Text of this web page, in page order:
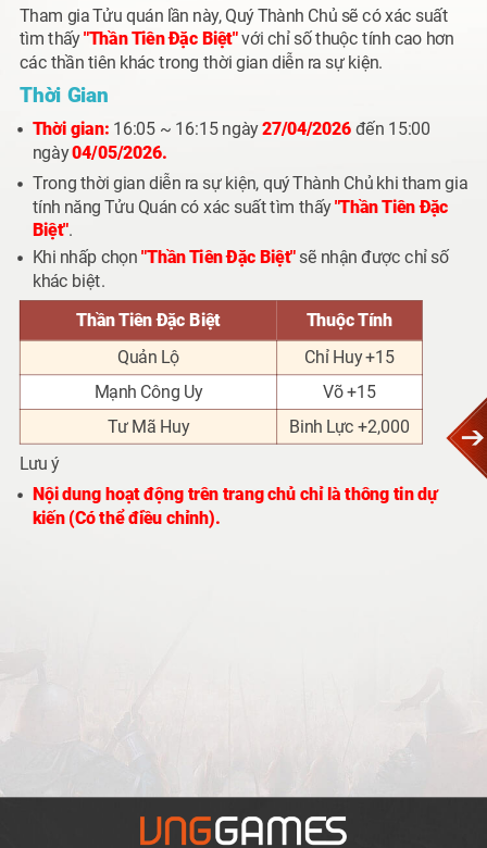
Tham gia Tửu quán lần này, Quý Thành Chủ sẽ có xác suất
tìm thấy"Thần Tiên Đặc Biệt"với chỉ số thuộc tính cao hơn
các thần tiên khác trong thời gian diễn ra sự kiện.
Thời Gian
Thời gian: 16:05 ~ 16:15 ngày27/04/2026 đến 15:00
ngày04/05/2026.
Trong thời gian diễn ra sự kiện, quý Thành Chủ khi tham gia
tính năng Tửu Quán có xác suất tìm thấy"Thần Tiên Đặc
Biệt".
Khi nhấp chọn"Thần Tiên Đặc Biệt"sẽ nhận được chỉ số
khác biệt.
Thần Tiên Đặc Biệt Thuộc Tính
Quản Lộ Chỉ Huy +15
Mạnh Công Uy
Võ +15
Tư Mã Huy
Binh Lực +2,000
Lưu ý
Nội dung hoạt động trên trang chủ chỉ là thông tin dự
kiến (Có thể điều chỉnh).